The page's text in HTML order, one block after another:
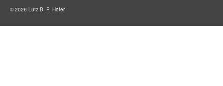
© 2026 Lutz B. P. Höfer